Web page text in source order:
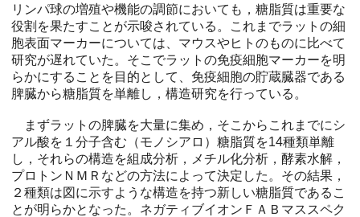
リンパ球の増殖や機能の調節においても，糖脂質は重要な
役割を果たすことが示唆されている。これまでラットの細
胞表面マーカーについては、マウスやヒトのものに比べて
研究が遅れていた。そこでラットの免疫細胞マーカーを明
らかにすることを目的として、免疫細胞の貯蔵臓器である
脾臓から糖脂質を単離し，構造研究を行っている。
まずラットの脾臓を大量に集め，そこからこれまでにシ
アル酸を１分子含む（モノシアロ）糖脂質を14種類単離
し，それらの構造を組成分析，メチル化分析，酵素水解，
プロトンＮＭＲなどの方法によって決定した。その結果，
２種類は図に示すような構造を持つ新しい糖脂質であるこ
とが明らかとなった。ネガティブイオンＦＡＢマススペク